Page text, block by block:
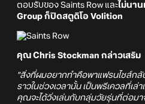
ตอบรับของ Saints Row และไม่นา
Group ก็ปิดสตูดิโอ Volition
คุณ Chris Stockman กล่าวเสริม
"สิ่งที่ผมอยากทำคือพาแฟรนไชส์กลั
ราวในช่วงเวลานั้น เป็นพรีเควลที่เล่
คุณจะได้วิ่งเล่นกับกลุ่มวัยรุ่นที่ต่อมา